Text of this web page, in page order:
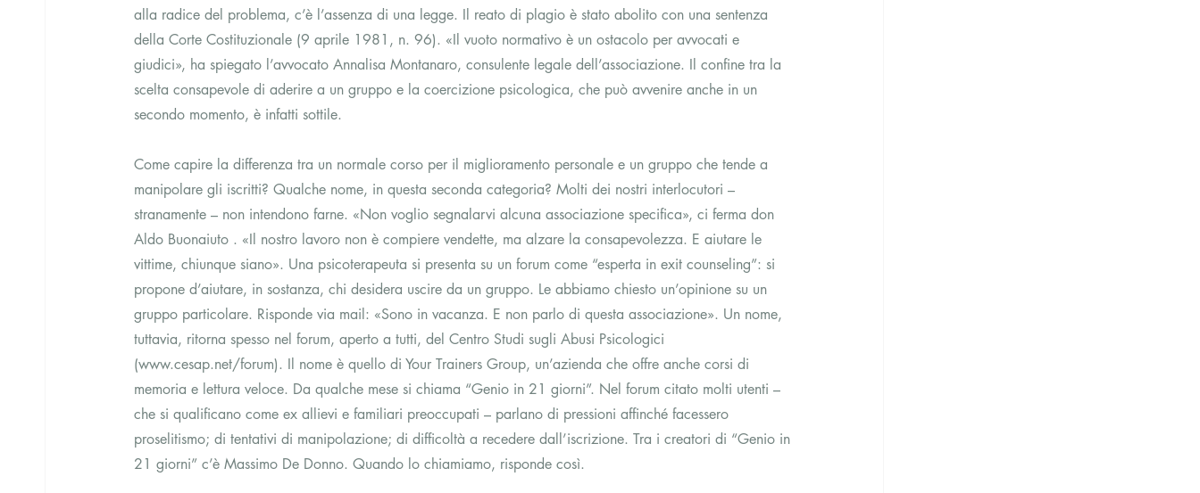
alla radice del problema, c’è l’assenza di una legge. Il reato di plagio è stato abolito con una sentenza
della Corte Costituzionale (9 aprile 1981, n. 96). «Il vuoto normativo è un ostacolo per avvocati e
giudici», ha spiegato l’avvocato Annalisa Montanaro, consulente legale dell’associazione. Il confine tra la
scelta consapevole di aderire a un gruppo e la coercizione psicologica, che può avvenire anche in un
secondo momento, è infatti sottile.
Come capire la differenza tra un normale corso per il miglioramento personale e un gruppo che tende a
manipolare gli iscritti? Qualche nome, in questa seconda categoria? Molti dei nostri interlocutori –
stranamente – non intendono farne. «Non voglio segnalarvi alcuna associazione specifica», ci ferma don
Aldo Buonaiuto . «Il nostro lavoro non è compiere vendette, ma alzare la consapevolezza. E aiutare le
vittime, chiunque siano». Una psicoterapeuta si presenta su un forum come “esperta in exit counseling”: si
propone d’aiutare, in sostanza, chi desidera uscire da un gruppo. Le abbiamo chiesto un’opinione su un
gruppo particolare. Risponde via mail: «Sono in vacanza. E non parlo di questa associazione». Un nome,
tuttavia, ritorna spesso nel forum, aperto a tutti, del Centro Studi sugli Abusi Psicologici
(www.cesap.net/forum). Il nome è quello di Your Trainers Group, un’azienda che offre anche corsi di
memoria e lettura veloce. Da qualche mese si chiama “Genio in 21 giorni”. Nel forum citato molti utenti –
che si qualificano come ex allievi e familiari preoccupati – parlano di pressioni affinché facessero
proselitismo; di tentativi di manipolazione; di difficoltà a recedere dall’iscrizione. Tra i creatori di “Genio in
21 giorni” c’è Massimo De Donno. Quando lo chiamiamo, risponde così.